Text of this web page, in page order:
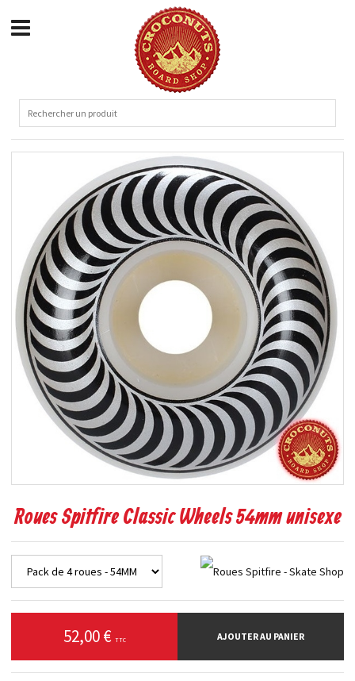
Roues Spitfire Classic Wheels 54mm unisexe
52,00 € TTC AJOUTER AU PANIER